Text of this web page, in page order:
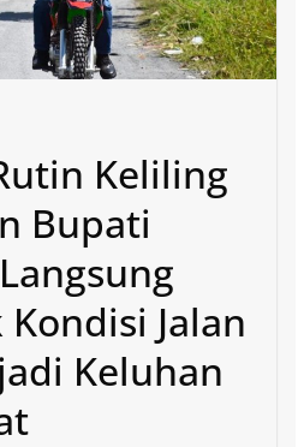
Keliling
Bupati
Jalan
Keluhan